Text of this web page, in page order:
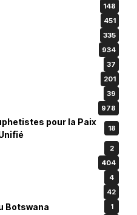
148
451
335
934
37
201
39
978
pour la Paix
18
2
404
4
42
Botswana 1